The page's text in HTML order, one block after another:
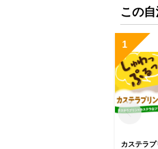
この
1
カステラプ